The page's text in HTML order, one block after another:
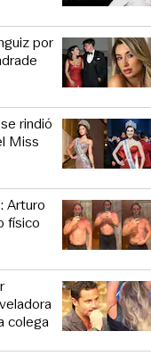
por
rindió
Miss
Arturo
físico
colega